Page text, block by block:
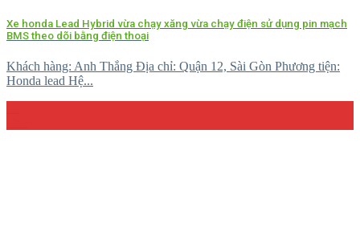
Xe honda Lead Hybrid vừa chạy xăng vừa chạy điện sử dụng pin mạch
BMS theo dõi bằng điện thoại
Khách hàng: Anh Thắng Địa chỉ: Quận 12, Sài Gòn Phương tiện:
Honda lead Hệ...